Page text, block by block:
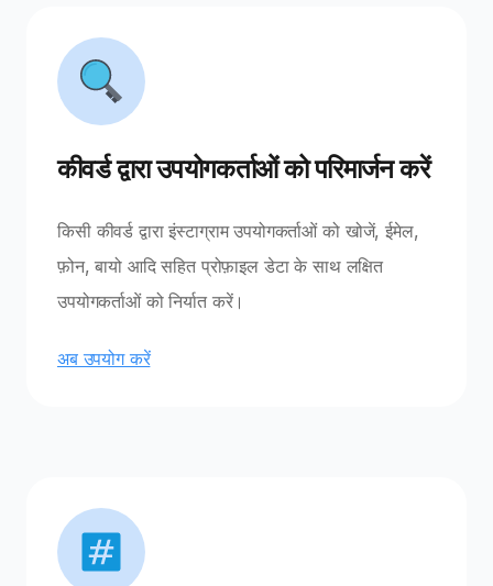
कीवर्ड द्वारा उपयोगकर्ताओं को परिमार्जन करें
किसी कीवर्ड द्वारा इंस्टाग्राम उपयोगकर्ताओं को खोजें, ईमेल,
फ़ोन, बायो आदि सहित प्रोफ़ाइल डेटा के साथ लक्षित
उपयोगकर्ताओं को निर्यात करें।
अब उपयोग करें